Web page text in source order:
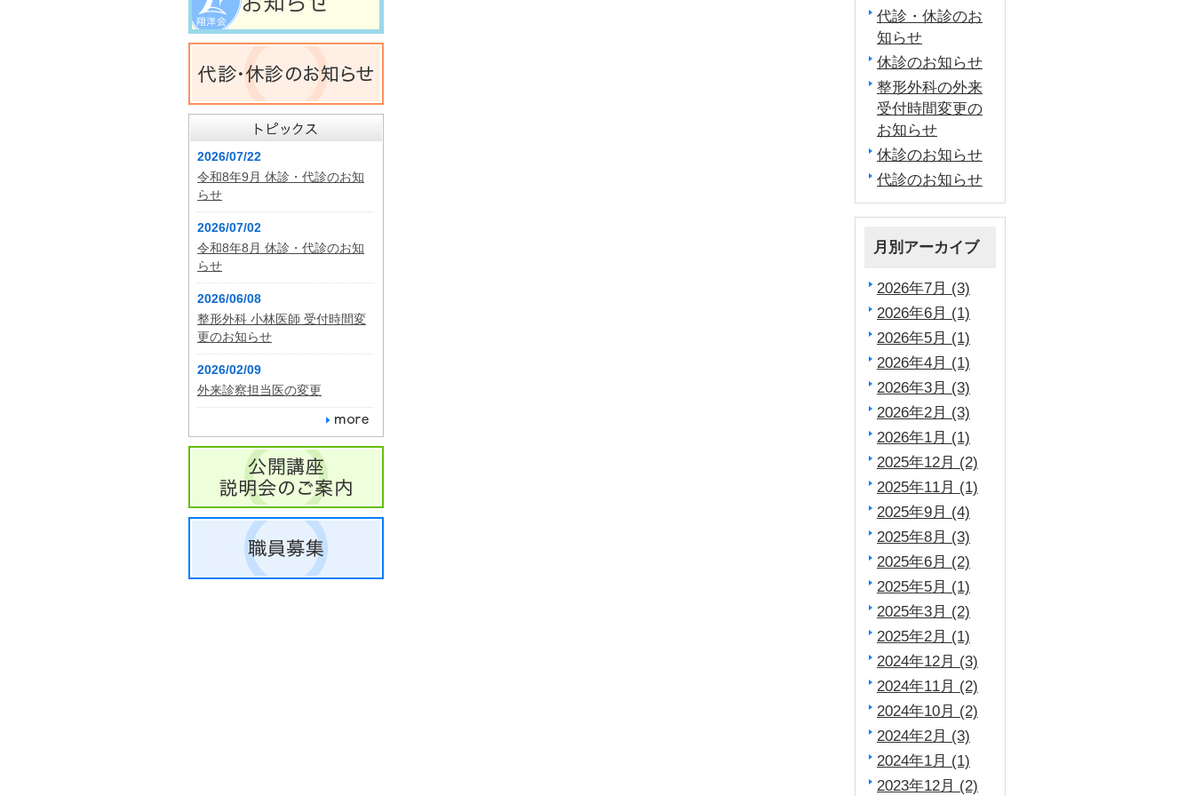
代診・休診のお
知らせ
休診のお知らせ
整形外科の外来
受付時間変更の
お知らせ
休診のお知らせ
代診のお知らせ
月別アーカイブ
2026年7月 (3)
2026年6月 (1)
2026年5月 (1)
2026年4月 (1)
2026年3月 (3)
2026年2月 (3)
2026年1月 (1)
2025年12月 (2)
2025年11月 (1)
2025年9月 (4)
2025年8月 (3)
2025年6月 (2)
2025年5月 (1)
2025年3月 (2)
2025年2月 (1)
2024年12月 (3)
2024年11月 (2)
2024年10月 (2)
2024年2月 (3)
2024年1月 (1)
2023年12月 (2)
2026/07/22
令和8年9月 休診・代診のお知
らせ
2026/07/02
令和8年8月 休診・代診のお知
らせ
2026/06/08
整形外科 小林医師 受付時間変
更のお知らせ
2026/02/09
外来診察担当医の変更